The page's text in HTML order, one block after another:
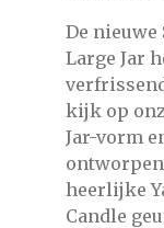
De nieuwe
Large Jar
kijk op
Jar-vorm
heerlijke
Candle